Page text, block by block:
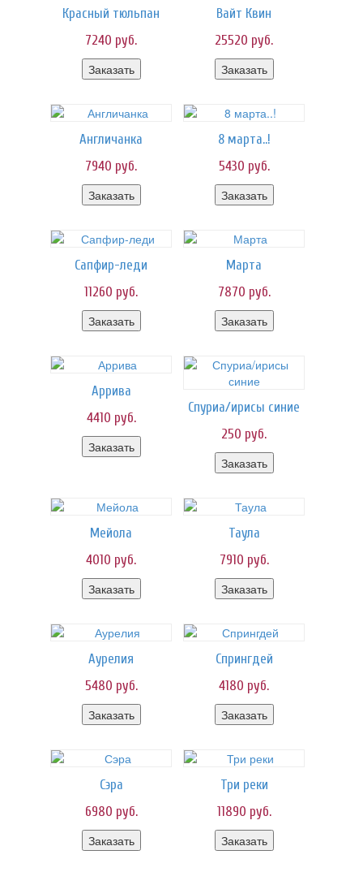
Красный тюльпан
7240 руб.
Заказать
Вайт Квин
25520 руб.
Заказать
Англичанка
7940 руб.
Заказать
8 марта..!
5430 руб.
Заказать
Сапфир-леди
11260 руб.
Заказать
Марта
7870 руб.
Заказать
Аррива
4410 руб.
Заказать
Спуриа/ирисы синие
250 руб.
Заказать
Мейола
4010 руб.
Заказать
Таула
7910 руб.
Заказать
Аурелия
5480 руб.
Заказать
Спрингдей
4180 руб.
Заказать
Сэра
6980 руб.
Заказать
Три реки
11890 руб.
Заказать